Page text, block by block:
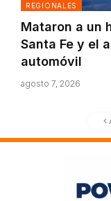
REGIONALES
Mataron a un
Santa Fe y el
automóvil
agosto 7, 2026